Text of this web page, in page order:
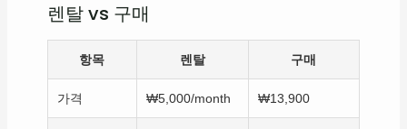
렌탈 vs 구매
항목 렌탈 구매
가격 ₩5,000/month ₩13,900